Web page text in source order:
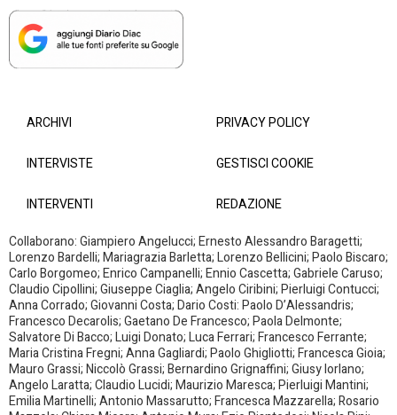
ARCHIVI
INTERVISTE
INTERVENTI
PRIVACY POLICY
GESTISCI COOKIE
REDAZIONE
Collaborano: Giampiero Angelucci; Ernesto Alessandro Baragetti;
Lorenzo Bardelli; Mariagrazia Barletta; Lorenzo Bellicini; Paolo Biscaro;
Carlo Borgomeo; Enrico Campanelli; Ennio Cascetta; Gabriele Caruso;
Claudio Cipollini; Giuseppe Ciaglia; Angelo Ciribini; Pierluigi Contucci;
Anna Corrado; Giovanni Costa; Dario Costi: Paolo D’Alessandris;
Francesco Decarolis; Gaetano De Francesco; Paola Delmonte;
Salvatore Di Bacco; Luigi Donato; Luca Ferrari; Francesco Ferrante;
Maria Cristina Fregni; Anna Gagliardi; Paolo Ghigliotti; Francesca Gioia;
Mauro Grassi; Niccolò Grassi; Bernardino Grignaffini; Giusy Iorlano;
Angelo Laratta; Claudio Lucidi; Maurizio Maresca; Pierluigi Mantini;
Emilia Martinelli; Antonio Massarutto; Francesca Mazzarella; Rosario